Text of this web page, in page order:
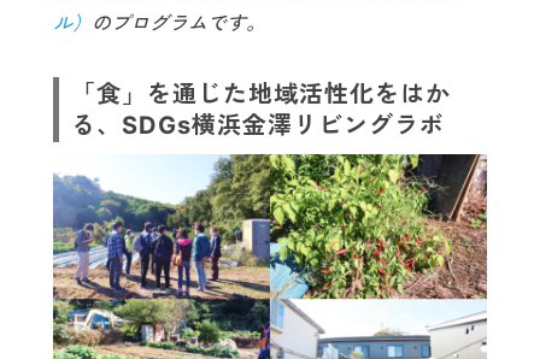
ル） のプログラムです。
「食」を通じた地域活性化をはか
る、SDGs横浜金澤リビングラボ